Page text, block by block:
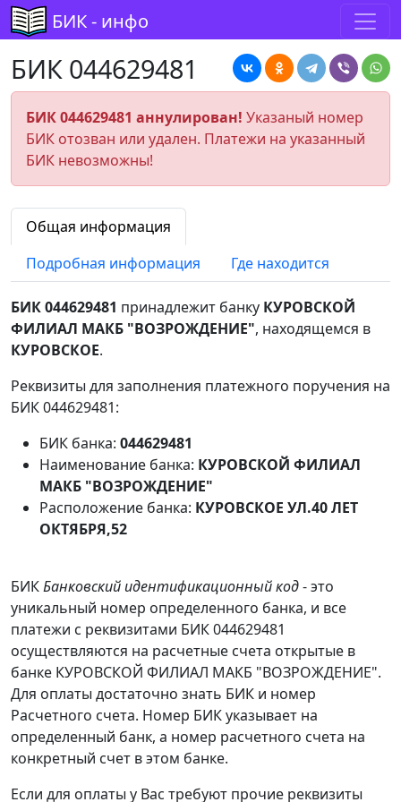
БИК - инфо
БИК 044629481
БИК 044629481 аннулирован! Указаный номер
БИК отозван или удален. Платежи на указанный
БИК невозможны!
Общая информация
Подробная информация
Где находится
БИК 044629481 принадлежит банку КУРОВСКОЙ
ФИЛИАЛ МАКБ "ВОЗРОЖДЕНИЕ", находящемся в
КУРОВСКОЕ.
Реквизиты для заполнения платежного поручения на
БИК 044629481:
БИК банка: 044629481
Наименование банка: КУРОВСКОЙ ФИЛИАЛ
МАКБ "ВОЗРОЖДЕНИЕ"
Расположение банка: КУРОВСКОЕ УЛ.40 ЛЕТ
ОКТЯБРЯ,52
БИКБанковский идентификационный код- это
уникальный номер определенного банка, и все
платежи с реквизитами БИК 044629481
осуществляются на расчетные счета открытые в
банке КУРОВСКОЙ ФИЛИАЛ МАКБ "ВОЗРОЖДЕНИЕ".
Для оплаты достаточно знать БИК и номер
Расчетного счета. Номер БИК указывает на
определенный банк, а номер расчетного счета на
конкретный счет в этом банке.
Если для оплаты у Вас требуют прочие реквизиты